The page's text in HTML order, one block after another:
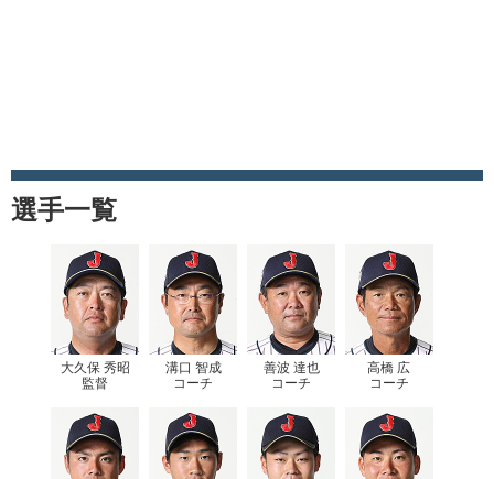
選手一覧
大久保 秀昭
監督
溝口 智成
コーチ
善波 達也
コーチ
高橋 広
コーチ